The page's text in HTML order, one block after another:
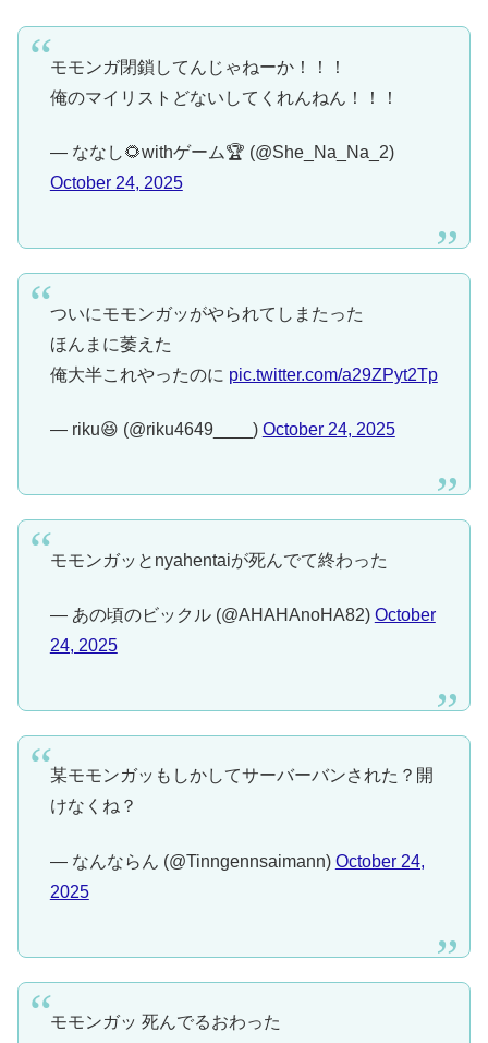
モモンガ閉鎖してんじゃねーか！！！
俺のマイリストどないしてくれんねん！！！
— ななし🌻withゲーム🏆 (@She_Na_Na_2)
October 24, 2025
ついにモモンガッがやられてしまたった
ほんまに萎えた
俺大半これやったのに pic.twitter.com/a29ZPyt2Tp
— riku😆 (@riku4649____) October 24, 2025
モモンガッとnyahentaiが死んでて終わった
— あの頃のビックル (@AHAHAnoHA82) October
24, 2025
某モモンガッもしかしてサーバーバンされた？開
けなくね？
— なんならん (@Tinngennsaimann) October 24,
2025
モモンガッ 死んでるおわった